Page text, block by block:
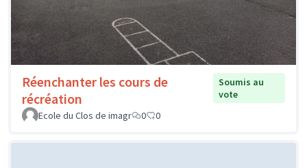
Réenchanter les cours de
récréation
Soumis au
vote
Ecole du Clos de imagr
0 0